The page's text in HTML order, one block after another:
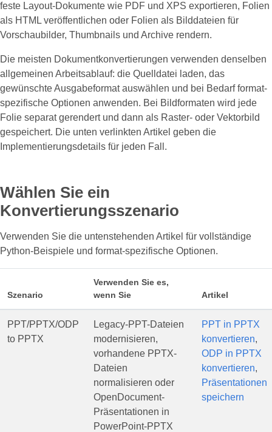
feste Layout-Dokumente wie PDF und XPS exportieren, Folien
als HTML veröffentlichen oder Folien als Bilddateien für
Vorschaubilder, Thumbnails und Archive rendern.
Die meisten Dokumentkonvertierungen verwenden denselben
allgemeinen Arbeitsablauf: die Quelldatei laden, das
gewünschte Ausgabeformat auswählen und bei Bedarf format-
spezifische Optionen anwenden. Bei Bildformaten wird jede
Folie separat gerendert und dann als Raster- oder Vektorbild
gespeichert. Die unten verlinkten Artikel geben die
Implementierungsdetails für jeden Fall.
Wählen Sie ein
Konvertierungsszenario
Verwenden Sie die untenstehenden Artikel für vollständige
Python-Beispiele und format-spezifische Optionen.
Szenario
Verwenden Sie es,
wenn Sie
Artikel
PPT/PPTX/ODP
to PPTX
Legacy-PPT-Dateien
modernisieren,
vorhandene PPTX-
Dateien
normalisieren oder
OpenDocument-
Präsentationen in
PowerPoint-PPTX
PPT in PPTX
konvertieren,
ODP in PPTX
konvertieren,
Präsentationen
speichern